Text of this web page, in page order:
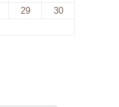
29
30